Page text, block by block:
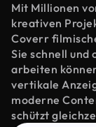
Mit Millionen
kreativen
Coverr
Sie schnell und
arbeiten
vertikale
moderne
schützt